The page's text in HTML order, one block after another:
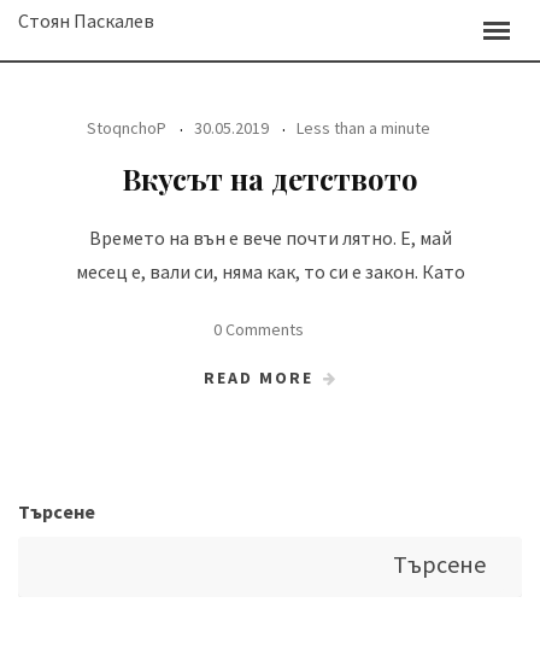
SkipСтоян Паскалев
StoqnchoP 30.05.2019 Less than a minute
Вкусът на детството
Времето на вън е вече почти лятно. Е, май
месец е, вали си, няма как, то си е закон. Като
0 Comments
READ MORE
Търсене
Търсене